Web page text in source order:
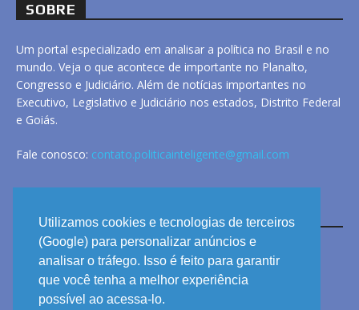
Utilizamos cookies e tecnologias de terceiros
(Google) para personalizar anúncios e
analisar o tráfego. Isso é feito para garantir
que você tenha a melhor experiência
possível ao acessa-lo.
SOBRE
Um portal especializado em analisar a política no Brasil e no
mundo. Veja o que acontece de importante no Planalto,
Congresso e Judiciário. Além de notícias importantes no
Executivo, Legislativo e Judiciário nos estados, Distrito Federal
e Goiás.
Fale conosco: contato.politicainteligente@gmail.com
LINKS
ANUNCIE
PRIVACIDADE